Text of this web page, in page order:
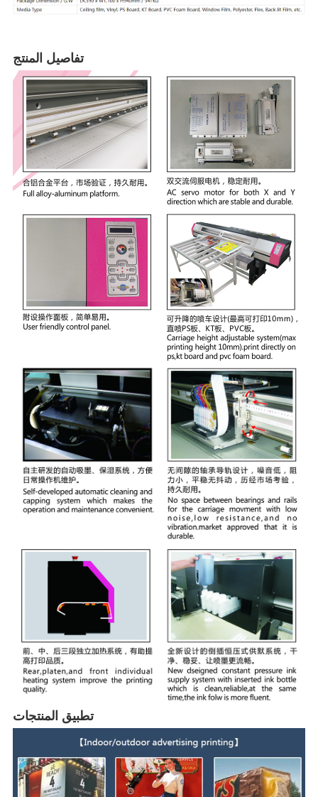
تفاصيل المنتج
تطبيق المنتجات